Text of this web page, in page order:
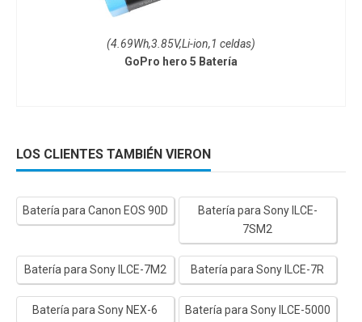
(4.69Wh,3.85V,Li-ion,1 celdas)
GoPro hero 5 Batería
LOS CLIENTES TAMBIÉN VIERON
Batería para Canon EOS 90D
Batería para Sony ILCE-
7SM2
Batería para Sony ILCE-7M2 Batería para Sony ILCE-7R
Batería para Sony NEX-6 Batería para Sony ILCE-5000